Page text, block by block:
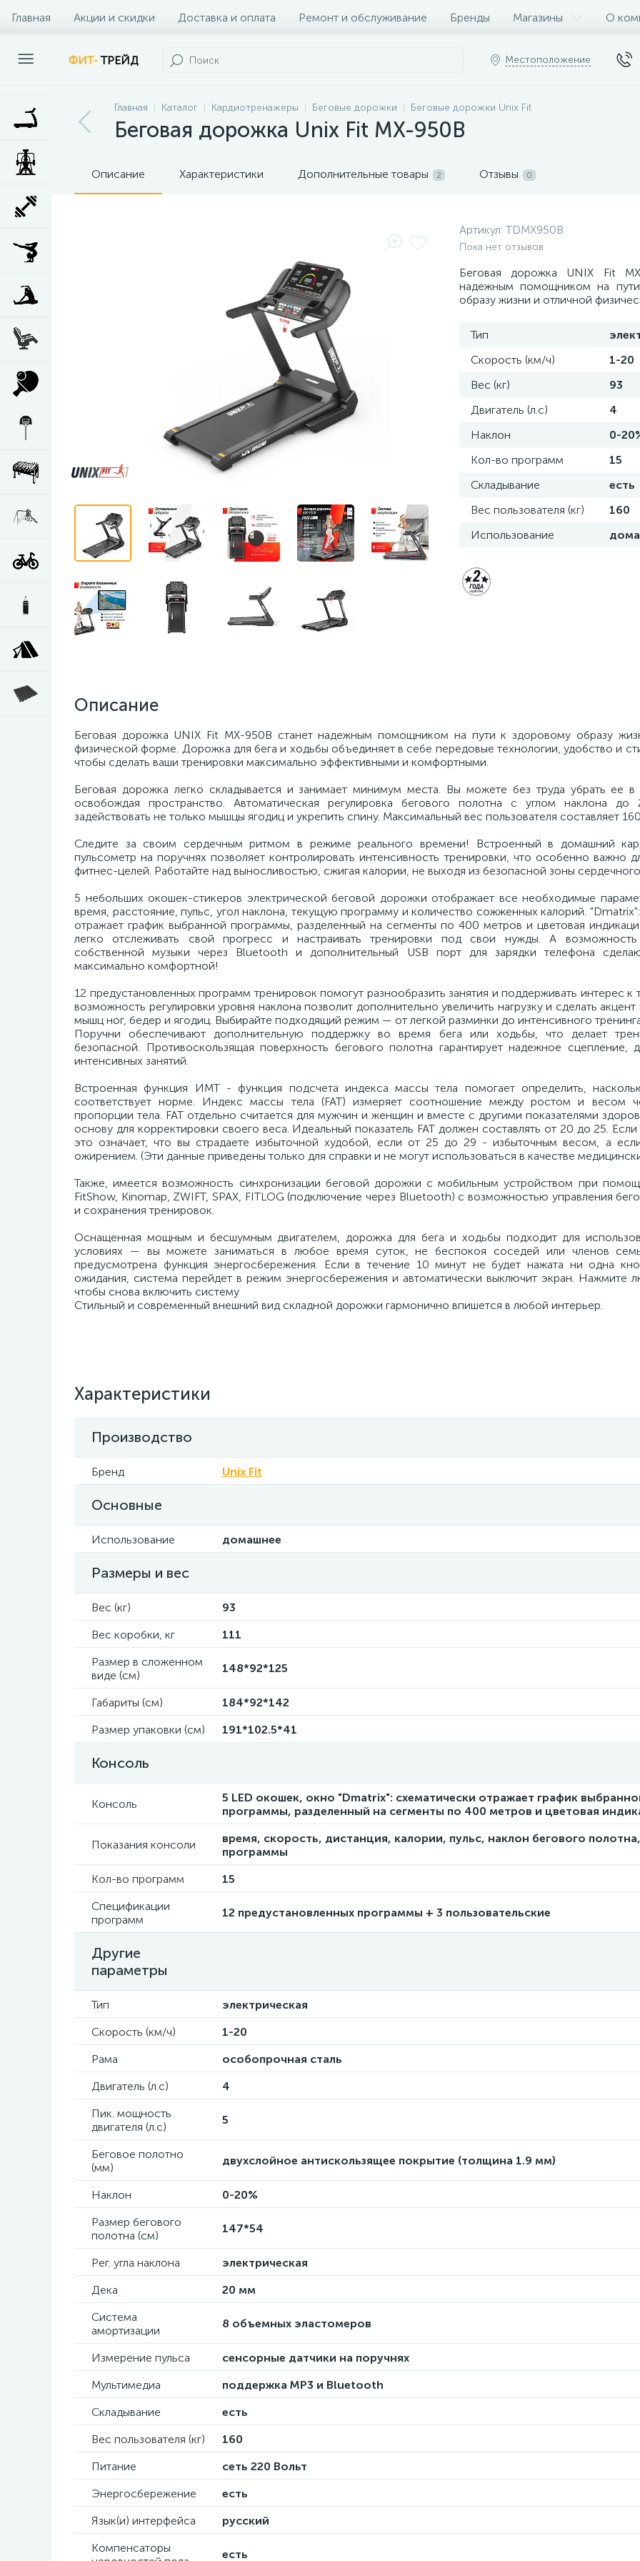
Главная Акции и скидки Доставка и оплата Ремонт и обслуживание Бренды Магазины О
Наши клиенты Контакты
ФИТ-ТРЕЙД Местоположение
Главная Каталог Кардиотренажеры Беговые дорожки Беговые дорожки Unix Fit
Беговая дорожка Unix Fit MX-950B
Описание Характеристики Дополнительные товары 2 Отзывы 0
Артикул:TDMX950B
Пока нет отзывов
Беговая дорожка UNIX Fit
надежным помощником на
образу жизни и отличной
Тип
Скорость (км/ч)
1-20
Вес (кг)
93
Двигатель (л.с)
4
Наклон
0-
Кол-во программ
15
Складывание
есть
Вес пользователя (кг)
160
Использование
Описание
Беговая дорожка UNIX Fit MX-950B станет надежным помощником на пути к здоровому образу
физической форме. Дорожка для бега и ходьбы объединяет в себе передовые технологии, удобство и
чтобы сделать ваши тренировки максимально эффективными и комфортными.
Беговая дорожка легко складывается и занимает минимум места. Вы можете без труда убрать ее в
освобождая пространство. Автоматическая регулировка бегового полотна с углом наклона до
задействовать не только мышцы ягодиц и укрепить спину. Максимальный вес пользователя составляет 160
Следите за своим сердечным ритмом в режиме реального времени! Встроенный в домашний
пульсометр на поручнях позволяет контролировать интенсивность тренировки, что особенно важно
фитнес-целей. Работайте над выносливостью, сжигая калории, не выходя из безопасной зоны
5 небольших окошек-стикеров электрической беговой дорожки отображает все необходимые
время, расстояние, пульс, угол наклона, текущую программу и количество сожженных калорий.
отражает график выбранной программы, разделенный на сегменты по 400 метров и цветовая
легко отслеживать свой прогресс и настраивать тренировки под свои нужды. А возможность
собственной музыки через Bluetooth и дополнительный USB порт для зарядки телефона
максимально комфортной!
12 предустановленных программ тренировок помогут разнообразить занятия и поддерживать интерес к
возможность регулировки уровня наклона позволит дополнительно увеличить нагрузку и сделать
мышц ног, бедер и ягодиц. Выбирайте подходящий режим — от легкой разминки до интенсивного
Поручни обеспечивают дополнительную поддержку во время бега или ходьбы, что делает
безопасной. Противоскользящая поверхность бегового полотна гарантирует надежное сцепление,
интенсивных занятий.
Встроенная функция ИМТ - функция подсчета индекса массы тела помогает определить,
соответствует норме. Индекс массы тела (FAT) измеряет соотношение между ростом и весом
пропорции тела. FAT отдельно считается для мужчин и женщин и вместе с другими показателями
основу для корректировки своего веса. Идеальный показатель FAT должен составлять от 20 до 25.
это означает, что вы страдаете избыточной худобой, если от 25 до 29 - избыточным весом, а
ожирением. (Эти данные приведены только для справки и не могут использоваться в качестве
Также, имеется возможность синхронизации беговой дорожки с мобильным устройством при
FitShow, Kinomap, ZWIFT, SPAX, FITLOG (подключение через Bluetooth) с возможностью управления
и сохранения тренировок.
Оснащенная мощным и бесшумным двигателем, дорожка для бега и ходьбы подходит для
условиях — вы можете заниматься в любое время суток, не беспокоя соседей или членов
предусмотрена функция энергосбережения. Если в течение 10 минут не будет нажата ни одна
ожидания, система перейдет в режим энергосбережения и автоматически выключит экран. Нажмите
чтобы снова включить систему
Стильный и современный внешний вид складной дорожки гармонично впишется в любой интерьер.
Характеристики
Производство
Бренд Unix Fit
Основные
Использование домашнее
Размеры и вес
Вес (кг)
93
Вес коробки, кг
111
Размер в сложенном
виде (см)
148*92*125
Габариты (см)
184*92*142
Размер упаковки (см)
191*102.5*41
Консоль
Консоль
5 LED окошек, окно "Dmatrix": схематически отражает график
программы, разделенный на сегменты по 400 метров и цветовая
Показания консоли
время, скорость, дистанция, калории, пульс, наклон бегового полотна,
программы
Кол-во программ
15
Спецификации
программ
12 предустановленных программы + 3 пользовательские
Другие
параметры
Тип
электрическая
Скорость (км/ч)
1-20
Рама
особопрочная сталь
Двигатель (л.с)
4
Пик. мощность
двигателя (л.с)
5
Беговое полотно
(мм)
двухслойное антискользящее покрытие (толщина 1.9 мм)
Наклон
0-20%
Размер бегового
полотна (см)
147*54
Рег. угла наклона
электрическая
Дека
20 мм
Система
амортизации
8 объемных эластомеров
Измерение пульса
сенсорные датчики на поручнях
Мультимедиа
поддержка MP3 и Bluetooth
Складывание
есть
Вес пользователя (кг)
160
Питание
сеть 220 Вольт
Энергосбережение
есть
Язык(и) интерфейса
русский
Компенсаторы
есть